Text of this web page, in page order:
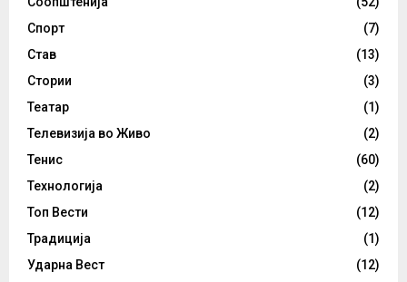
Спорт
(7)
Став
(13)
Стории
(3)
Театар
(1)
Телевизија во Живо
(2)
Тенис
(60)
Технологија
(2)
Топ Вести
(12)
Традиција
(1)
Ударна Вест
(12)